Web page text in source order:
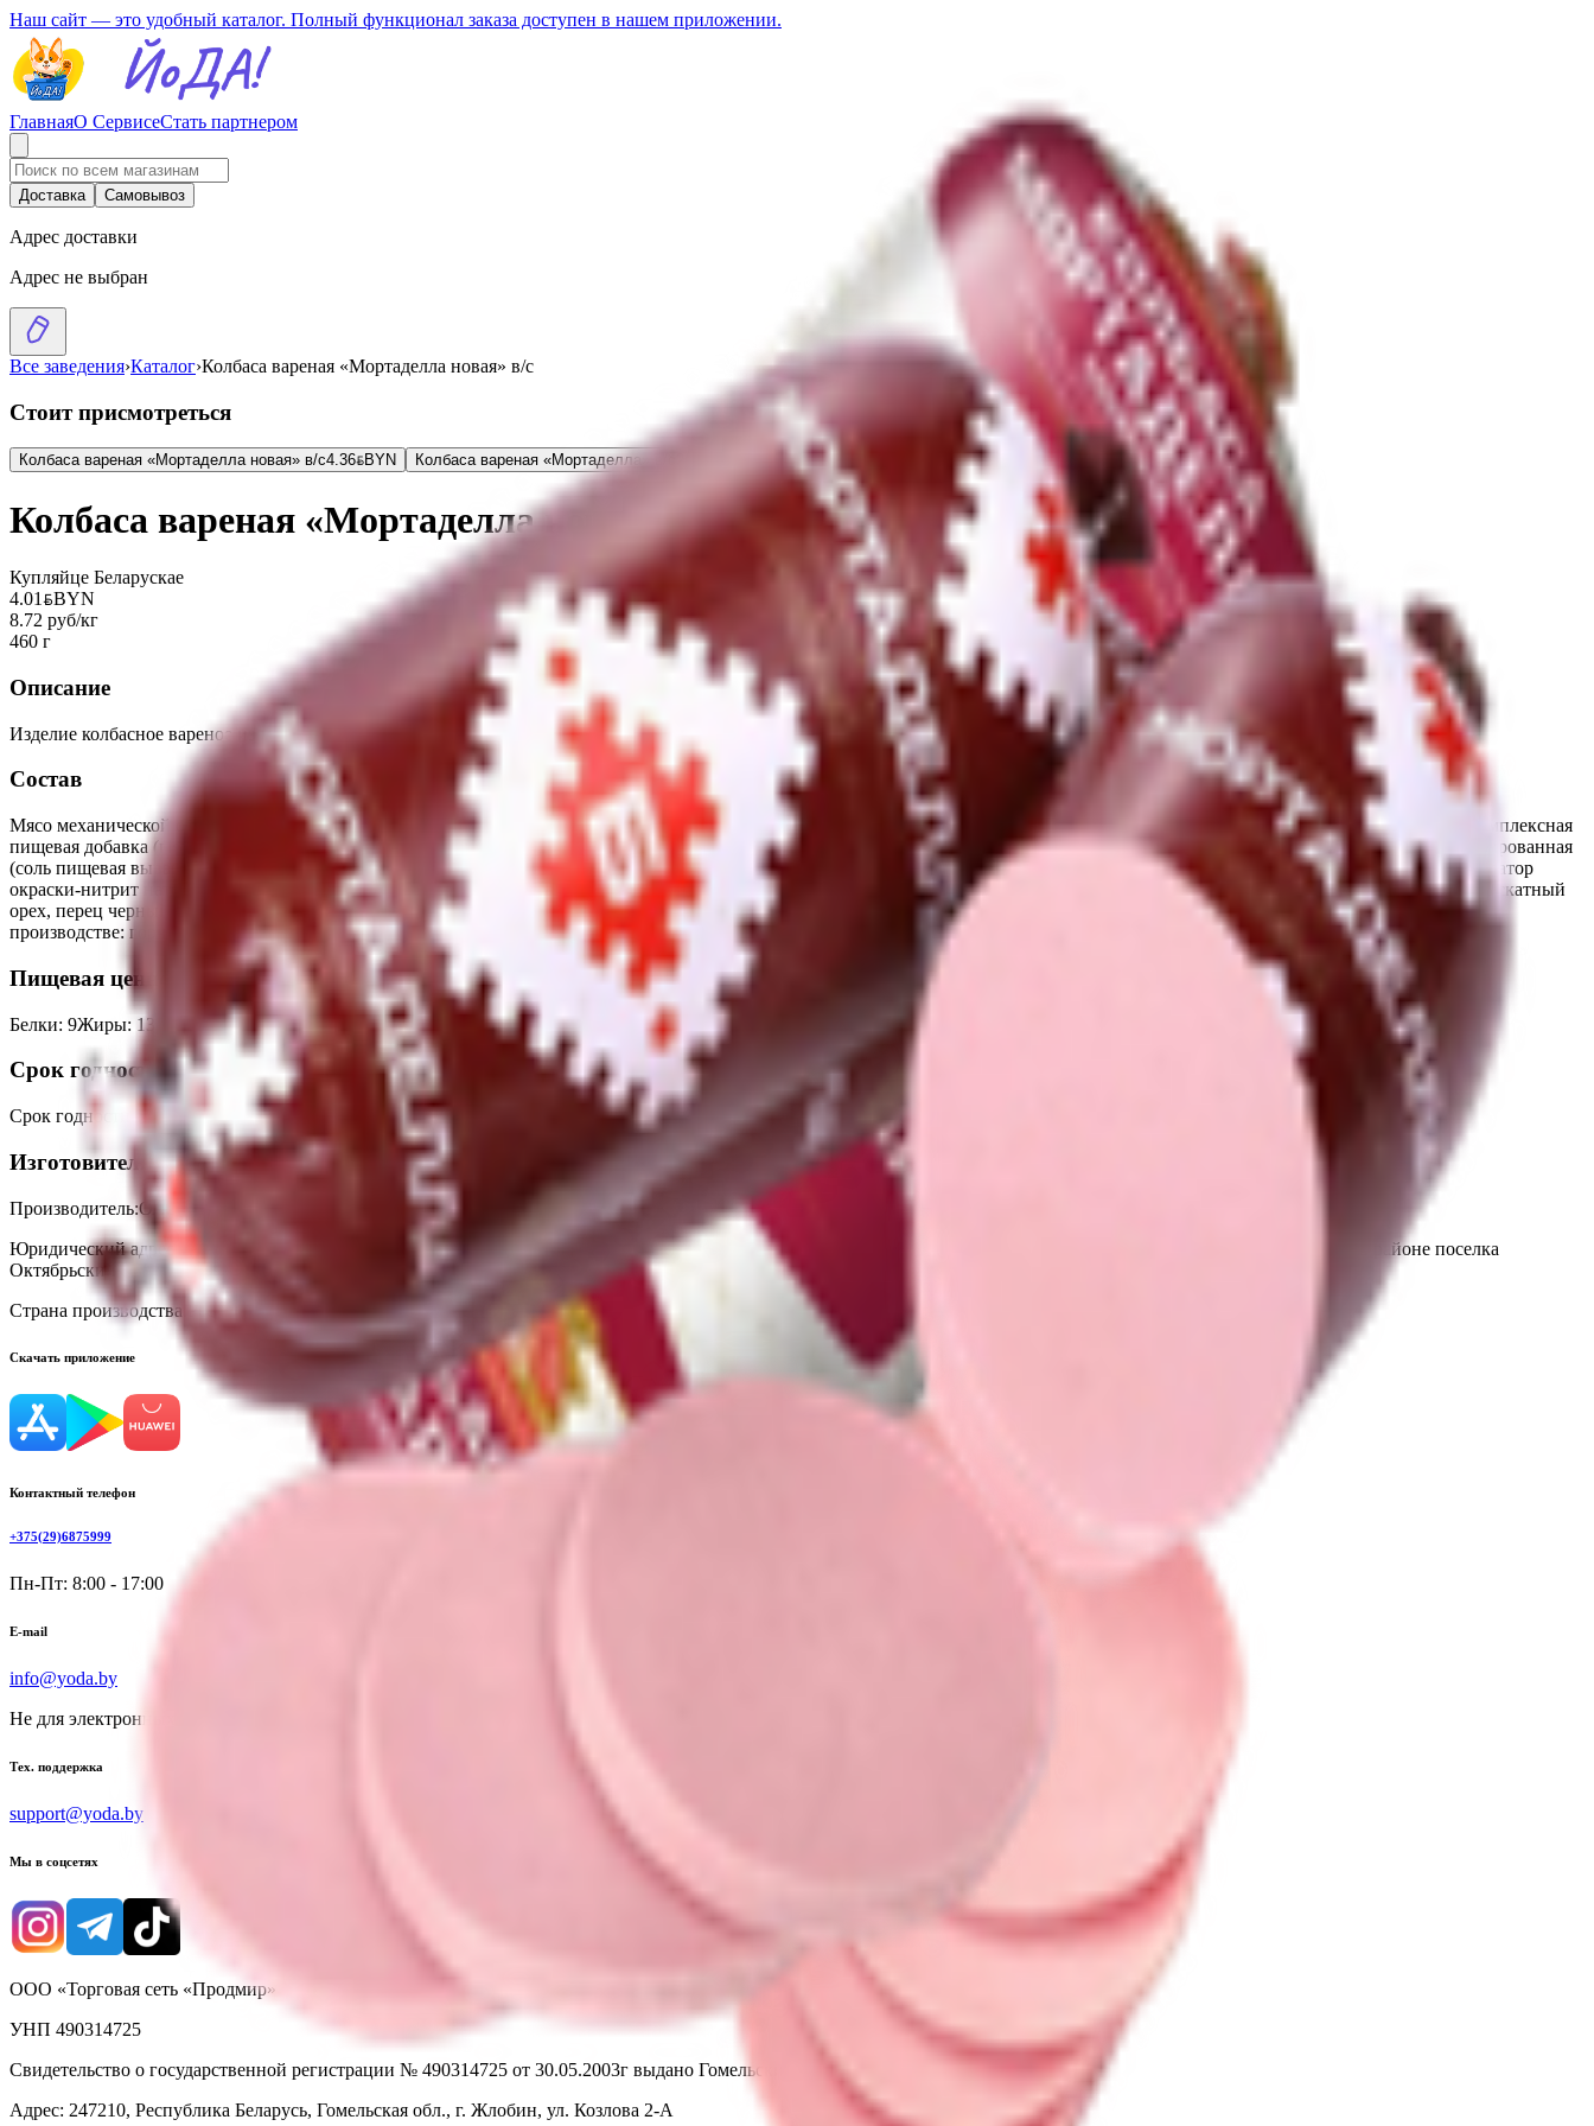
Наш сайт — это удобный каталог. Полный функционал заказа доступен в нашем приложении.
ГлавнаяО СервисеСтать партнером
Доставка Самовывоз
Адрес доставки
Адрес не выбран
Все заведения›Каталог›Колбаса вареная «Мортаделла новая» в/с
Стоит присмотреться
Колбаса вареная «Мортаделла новая» в/с4.36BYNBYN Колбаса вареная «Мортаделла» в/с Колбаса вареная «Мортаделла» в/с 4.59 BYN
Колбаса вареная «Мортаделла новая» в/с
Купляйце Беларускае
4.01BYNBYN
8.72 руб/кг
460 г
Описание
Изделие колбасное вареное из мяса птицы.
Состав
Мясо механической обвалки цыплят-бройлеров, вода питьевая, жир-сырец цыплят-бройлеров, мясо бескостное кусковое цыплят-бройлеров, филе кур, сыворотка молочная сухая, комплексная
пищевая добавка (гидролизат животных, белков, сахара, загуститель Е407, регуляторы кислотности Е451i, стабилизатор Е425i, антиокислитель Е300), соль пищевая выварочная йодированная
(соль пищевая выварочная, йодат калия, агент антислеживающий Е536), комплексная пищевая добавка для мясной продукции с йодом (соль пищевая выварочная; концентрат и фиксатор
окраски-нитрит натрия; агент антислеживающий ферроцианид калия; йодат калия), комплексная пищевая добавка (мальтодекстрин, глюкоза, экстракты приправ: (паприка острая, мускатный
орех, перец черный, перец белый), антиокислитель Е300), комплексная пищевая добавка (загустители: Е%407, Е415, Е412, Е410). Возможно наличие компонентов, используемых в
производстве: горчицы, сельдерея, молока, злаков, содержащих глютен, и продуктов их переработки.
Пищевая ценность на 100г
Белки: 9Жиры: 13 Углеводы: Калории:160
Срок годности
Срок годности :30 суток
Изготовитель
Производитель:ОАО «Смолевичи Бройлер»
Юридический адрес:Филлиал «Юнимит» ОАО «Смолевичи Бройлер» 222220, Республика Беларусь, Минская область, Смолевичский р-н, Плисский сельсовет, 9/12, в районе поселка
Октябрьский
Страна производства: Республика Беларусь
Скачать приложение
Контактный телефон
+375(29)6875999
Пн-Пт: 8:00 - 17:00
E-mail
info@yoda.by
Не для электронных обращений
Тех. поддержка
support@yoda.by
Мы в соцсетях
ООО «Торговая сеть «Продмир»
УНП 490314725
Свидетельство о государственной регистрации № 490314725 от 30.05.2003г выдано Гомельским облисполкомом
Адрес: 247210, Республика Беларусь, Гомельская обл., г. Жлобин, ул. Козлова 2-А